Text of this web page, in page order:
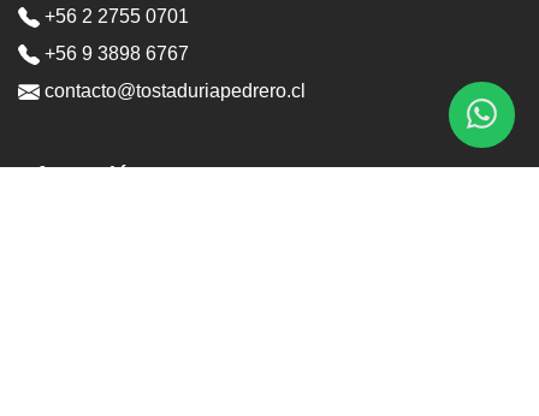
+56 2 2755 0701
+56 9 3898 6767
contacto@tostaduriapedrero.cl
Información